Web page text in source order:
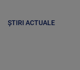
ȘTIRI ACTUALE